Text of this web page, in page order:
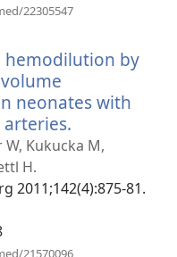
22305547
вікні)
by
neonates with
у
вікні)
Kukucka M,
H.
2011;142(4):875-81.